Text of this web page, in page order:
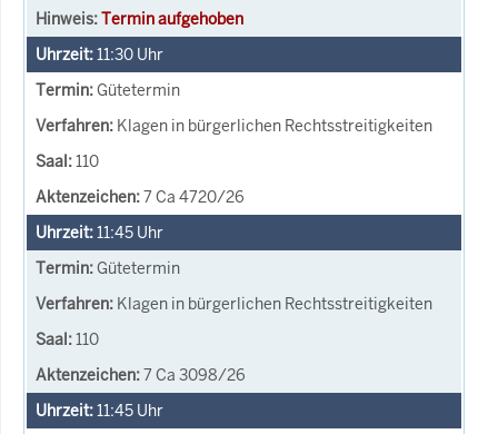
Termin aufgehoben
11:30 Uhr
Gütetermin
Klagen in bürgerlichen Rechtsstreitigkeiten
110
7 Ca 4720/26
11:45 Uhr
Gütetermin
Klagen in bürgerlichen Rechtsstreitigkeiten
110
7 Ca 3098/26
11:45 Uhr